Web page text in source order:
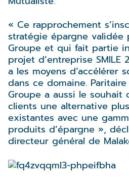
« Ce rapprochement
stratégie épargne validée
Groupe et qui fait partie
projet d’entreprise SMILE
a les moyens d’accélérer
dans ce domaine.
Groupe a aussi le souhait
clients une alternative
existantes avec une
produits d’épargne »,
directeur général de